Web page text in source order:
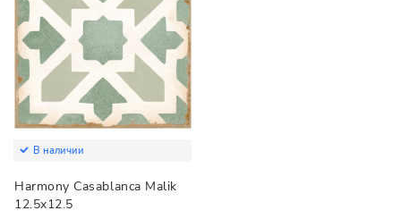
В наличии
Harmony Casablanca Malik
12.5x12.5